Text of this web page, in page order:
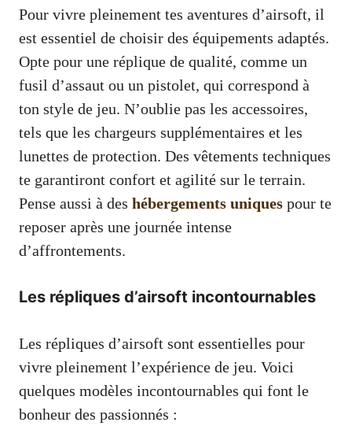
Pour vivre pleinement tes aventures d’airsoft, il
est essentiel de choisir des équipements adaptés.
Opte pour une réplique de qualité, comme un
fusil d’assaut ou un pistolet, qui correspond à
ton style de jeu. N’oublie pas les accessoires,
tels que les chargeurs supplémentaires et les
lunettes de protection. Des vêtements techniques
te garantiront confort et agilité sur le terrain.
Pense aussi à des hébergements uniques pour te
reposer après une journée intense
d’affrontements.
Les répliques d’airsoft incontournables
Les répliques d’airsoft sont essentielles pour
vivre pleinement l’expérience de jeu. Voici
quelques modèles incontournables qui font le
bonheur des passionnés :